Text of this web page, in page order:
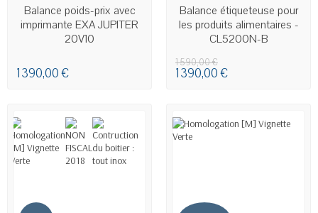
DERNIERS ARTICLES EN STOCK
Balance poids-prix avec
imprimante EXA JUPITER
20V10
1 390,00 €
EN STOCK - LIVRAISON SOUS
48H00 À 72H00.
Balance étiqueteuse pour
les produits alimentaires -
CL5200N-B
1 590,00 €
1 390,00 €